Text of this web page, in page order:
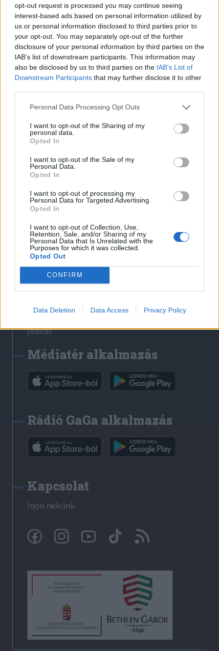
opt-out request is processed you may continue seeing
interest-based ads based on personal information utilized by
us or personal information disclosed to third parties prior to
your opt-out. You may separately opt-out of the further
disclosure of your personal information by third parties on the
IAB’s list of downstream participants. This information may
also be disclosed by us to third parties on the IAB’s List of
Downstream Participants that may further disclose it to other
Personal Data Processing Opt Outs
I want to opt-out of the Sharing of my
personal data.
Opted In
I want to opt-out of the Sale of my
Personal Data.
Opted In
I want to opt-out of processing my
Personal Data for Targeted Advertising.
Opted In
I want to opt-out of Collection, Use,
Retention, Sale, and/or Sharing of my
Personal Data that Is Unrelated with the
Purposes for which it was collected.
Opted Out
CONFIRM
Data Deletion Data Access Privacy Policy
Hasznos
Impresszum
Szerzői jogok
Adatvédelmi tájékoztató
Cookie-kezelési tájékoztató
Nyomtatott lapjaink archívuma
Médiaajánlat
Sütibeállítások
Médiatér
Székely Sport
Liget
Bihari Napló
Erdélyi Napló
Főtér
Jóállás
Médiatér alkalmazás
Rádió GaGa alkalmazás
Kapcsolat
Írjon nekünk